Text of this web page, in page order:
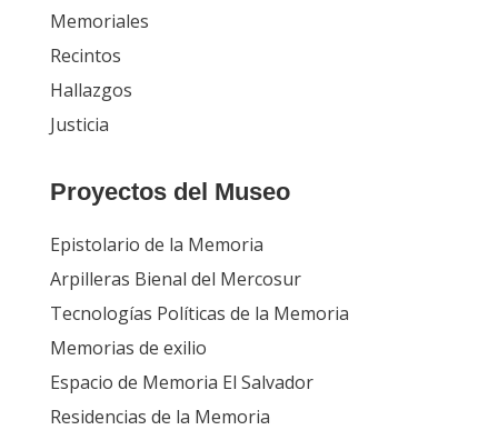
Memoriales
Recintos
Hallazgos
Justicia
Proyectos del Museo
Epistolario de la Memoria
Arpilleras Bienal del Mercosur
Tecnologías Políticas de la Memoria
Memorias de exilio
Espacio de Memoria El Salvador
Residencias de la Memoria